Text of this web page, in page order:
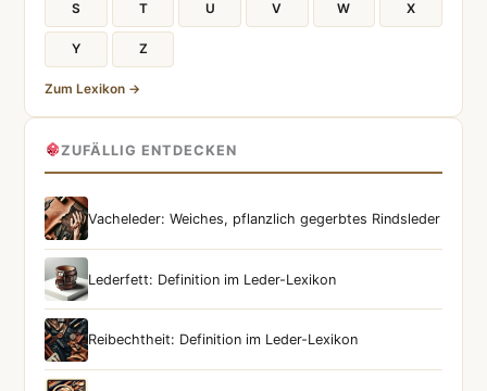
S T U V W X
Y Z
Zum Lexikon →
ZUFÄLLIG ENTDECKEN
Vacheleder: Weiches, pflanzlich gegerbtes Rindsleder
Lederfett: Definition im Leder-Lexikon
Reibechtheit: Definition im Leder-Lexikon